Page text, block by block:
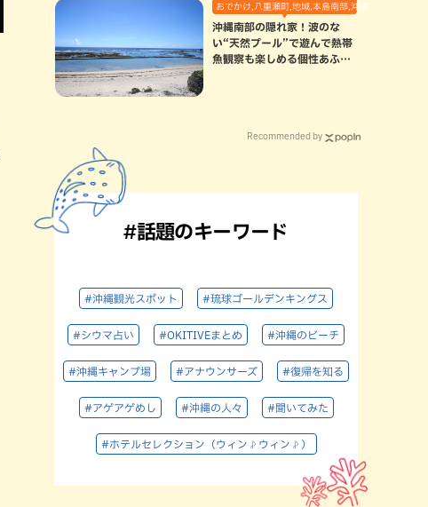
おでかけ,八重瀬町,地域,本島南部,沖縄の海,自然
沖縄南部の隠れ家！波のな
い“天然プール”で遊んで熱帯
魚観察も楽しめる個性あふれ
Recommended by
#話題のキーワード
#沖縄観光スポット #琉球ゴールデンキングス
#シウマ占い #OKITIVEまとめ #沖縄のビーチ
#沖縄キャンプ場 #アナウンサーズ #復帰を知る
#アゲアゲめし #沖縄の人々 #聞いてみた
#ホテルセレクション（ウィン♪ウィン♪）